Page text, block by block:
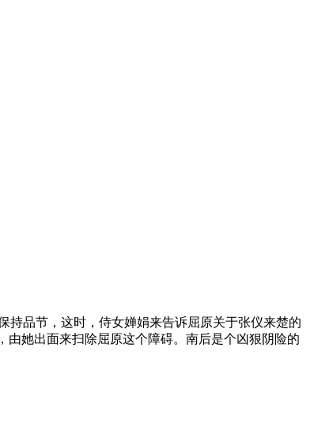
持品节，这时，侍女婵娟来告诉屈原关于张仪来楚的
她出面来扫除屈原这个障碍。南后是个凶狠阴险的